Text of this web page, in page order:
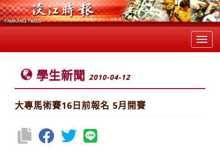
學生新聞 2010-04-12
大專馬術賽16日前報名 5月開賽